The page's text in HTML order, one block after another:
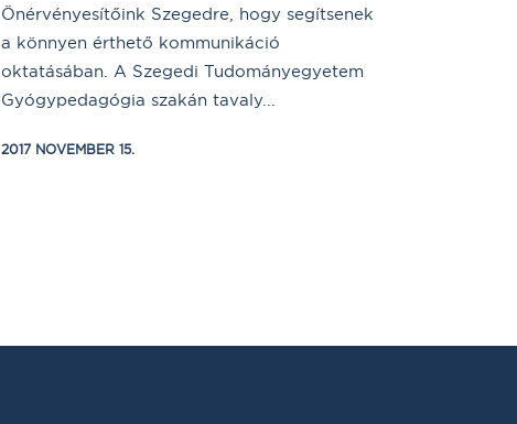
Önérvényesítőink Szegedre, hogy segítsenek
a könnyen érthető kommunikáció
oktatásában. A Szegedi Tudományegyetem
Gyógypedagógia szakán tavaly...
2017 NOVEMBER 15.